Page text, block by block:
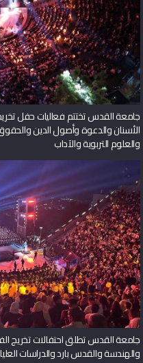
جامعة القدس تختتم فعاليات حفل
الأسنان والدعوة وأصول الدين
والعلوم التربوية والآداب
جامعة القدس تطلق احتفالات تخريج
والهندسة والقدس بارد والدراسات العليا